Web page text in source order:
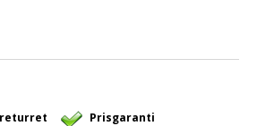
returret Prisgaranti